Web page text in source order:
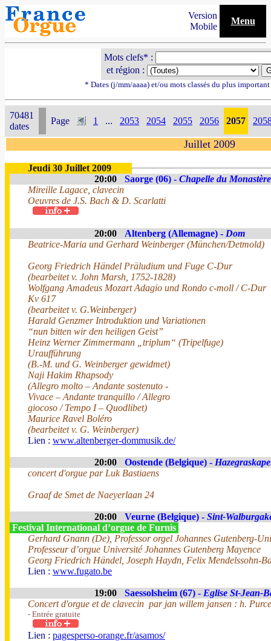
Version
Mobile
Menu
Mots clefs* :
et région :
* Dates (j/mm/aaaa) et/ou mots classés du plus
70481
dates
Page 1 ... 2053 2054 2055 2056 2057
Juillet 2009
Jeudi 30 Juillet 2009
20:00
Saorge (06) - Chapelle du Monastère
Mireille Lagace, clavecin
Oeuvres de J.S. Bach & D. Scarlatti
20:00 Altenberg (Allemagne) - Dom
Beatrice-Maria und Gerhard Weinberger (München/Detmold)
Georg Friedrich Händel Präludium und Fuge C-Dur
(bearbeitet v. John Marsh, 1752-1828)
Wolfgang Amadeus Mozart Adagio und Rondo c-moll / C-Dur
Kv 617
(bearbeitet v. G.Weinberger)
Harald Genzmer Introduktion und Variationen
“nun bitten wir den heiligen Geist”
Heinz Werner Zimmermann „triplum“ (Tripelfuge)
Uraufführung
(B.-M. und G. Weinberger gewidmet)
Naji Hakim Rhapsody
(Allegro molto – Andante sostenuto -
Vivace – Andante tranquillo / Allegro
giocoso / Tempo I – Quodlibet)
Maurice Ravel Boléro
(bearbeitet v. G. Weinberger)
Lien : www.altenberger-dommusik.de/
20:00 Oostende (Belgique) -
concert d'orgue par Luk Bastiaens
Graaf de Smet de Naeyerlaan 24
20:00 Veurne (Belgique) - Sint-
Festival International d’orgue de Furnis
Gerhard Gnann (De), Professor orgel Johannes Gutenberg-
Professeur d’orgue Université Johannes Gutenberg Mayence
Georg Friedrich Händel, Joseph Haydn, Felix Mendelssohn-
Lien : www.fugato.be
19:00 Saessolsheim (67) - Eglise St-Jean-
Concert d'orgue et de clavecin par jan willem jansen : h.
- Entrée gratuite
Lien : pagesperso-orange.fr/asamos/